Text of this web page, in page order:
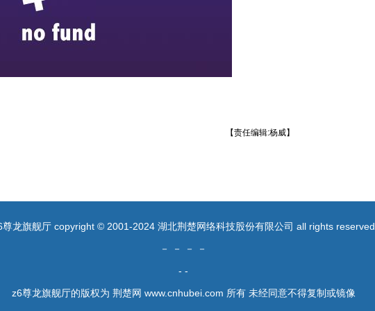
【责任编辑:杨威】
尊龙旗舰厅 copyright © 2001-2024 湖北荆楚网络科技股份有限公司 all rights reserved
－ － － －
- -
z6尊龙旗舰厅的版权为 荆楚网 www.cnhubei.com 所有 未经同意不得复制或镜像